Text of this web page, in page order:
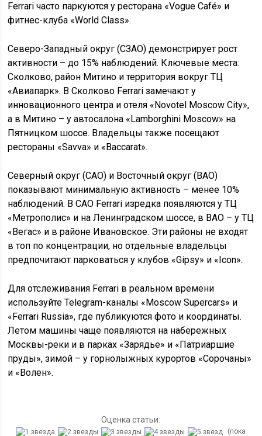
Ferrari часто паркуются у ресторана «Vogue Café» и
фитнес-клуба «World Class».
Северо-Западный округ (СЗАО) демонстрирует рост
активности – до 15% наблюдений. Ключевые места:
Сколково, район Митино и территория вокруг ТЦ
«Авиапарк». В Сколково Ferrari замечают у
инновационного центра и отеля «Novotel Moscow City»,
а в Митино – у автосалона «Lamborghini Moscow» на
Пятницком шоссе. Владельцы также посещают
рестораны «Savva» и «Baccarat».
Северный округ (САО) и Восточный округ (ВАО)
показывают минимальную активность – менее 10%
наблюдений. В САО Ferrari изредка появляются у ТЦ
«Метрополис» и на Ленинградском шоссе, в ВАО – у ТЦ
«Вегас» и в районе Ивановское. Эти районы не входят
в топ по концентрации, но отдельные владельцы
предпочитают парковаться у клубов «Gipsy» и «Icon».
Для отслеживания Ferrari в реальном времени
используйте Telegram-каналы «Moscow Supercars» и
«Ferrari Russia», где публикуются фото и координаты.
Летом машины чаще появляются на набережных
Москвы-реки и в парках «Зарядье» и «Патриаршие
пруды», зимой – у горнолыжных курортов «Сорочаны»
и «Волен».
Оценка статьи:
(пока